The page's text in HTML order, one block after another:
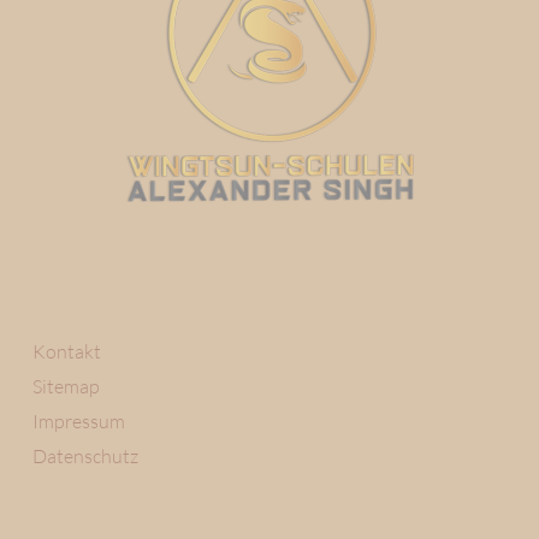
Kontakt
Sitemap
Impressum
Datenschutz